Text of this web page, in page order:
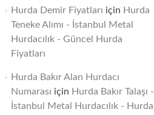
Hurda Demir Fiyatları için Hurda
Teneke Alımı - İstanbul Metal
Hurdacılık - Güncel Hurda
Fiyatları
Hurda Bakır Alan Hurdacı
Numarası için Hurda Bakır Talaşı -
İstanbul Metal Hurdacılık - Hurda